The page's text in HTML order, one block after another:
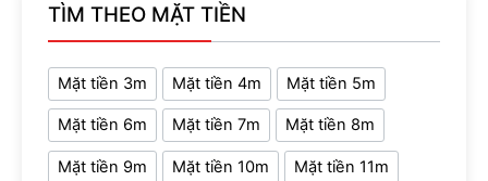
TÌM THEO MẶT TIỀN
Mặt tiền 3m Mặt tiền 4m Mặt tiền 5m
Mặt tiền 6m Mặt tiền 7m Mặt tiền 8m
Mặt tiền 9m Mặt tiền 10m Mặt tiền 11m